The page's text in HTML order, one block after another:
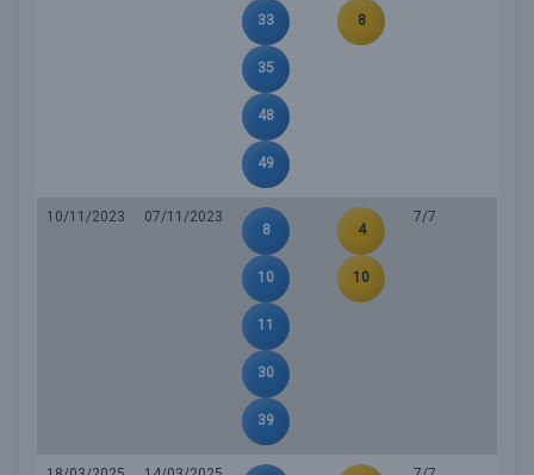
33
35
48
49
8
10/11/2023
07/11/2023
8
10
11
30
39
4
10
7/7